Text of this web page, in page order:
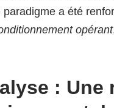
a été
opérant
: